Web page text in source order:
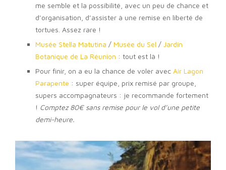
me semble et la possibilité, avec un peu de chance et
d’organisation, d’assister à une remise en liberté de
tortues. Assez rare !
Musée Stella Matutina / Musée du Sel / Jardin
Botanique de La Réunion : tout est là !
Pour finir, on a eu la chance de voler avec Air Lagon
Parapente : super équipe, prix remisé par groupe,
supers accompagnateurs : je recommande fortement
! Comptez 80€ sans remise pour le vol d’une petite
demi-heure.